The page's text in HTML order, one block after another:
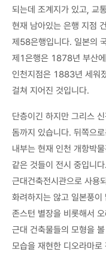
되는데 조계지가 있고, 교
현재 남아있는 은행 지점
제58은행입니다. 일본의
제1은행은 1878년 부산
인천지점은 1883년 세워
걸쳐 지어진 것입니다.
단층이긴 하지만 그리스
돔까지 있습니다. 뒤쪽으
내부는 현재 인천 개항박
같은 것들이 전시 중입니
근대건축전시관으로 사용
화려하지는 않고 일본풍
존스턴 별장을 비롯해서
근대 건축물들의 모형을
모습을 재현한 디오라마